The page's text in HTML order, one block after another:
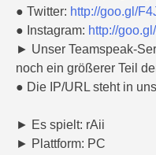
● Twitter: http://goo.gl/
● Instagram: http://
► Unser Teamspeak-
noch ein größerer Teil
● Die IP/URL steht in
► Es spielt: rAii
► Plattform: PC